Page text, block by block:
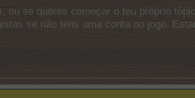
se queres começar o teu próprio
se não tens uma conta no jogo.